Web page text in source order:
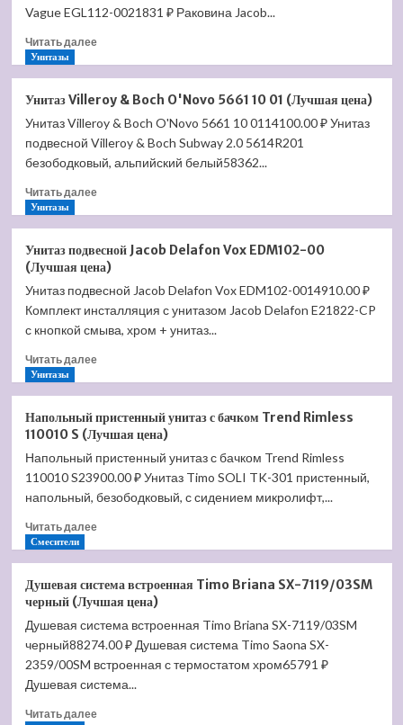
(Лучшая
Vague EGL112-0021831 ₽ Раковина Jacob...
Читать далееПрочитать
Jacob
Delafon
Nouvelle
Vague
EGL112-
белый
(Лучшая
цена)
Унитазы
Унитаз Villeroy & Boch O'Novo 5661 10 01 (Лучшая цена)
Унитаз Villeroy & Boch O'Novo 5661 10 0114100.00 ₽ Унитаз
подвесной Villeroy & Boch Subway 2.0 5614R201
безободковый, альпийский белый58362...
Читать далееПрочитать
Villeroy
&
Boch
O'Novo
5661
01
цена)
Унитазы
Унитаз подвесной Jacob Delafon Vox EDM102-00
(Лучшая цена)
Унитаз подвесной Jacob Delafon Vox EDM102-0014910.00 ₽
Комплект инсталляция с унитазом Jacob Delafon E21822-CP
с кнопкой смыва, хром + унитаз...
Читать далееПрочитать
подвесной
Jacob
Delafon
Vox
EDM102-
(Лучшая
Унитазы
Напольный пристенный унитаз с бачком Trend Rimless
110010 S (Лучшая цена)
Напольный пристенный унитаз с бачком Trend Rimless
110010 S23900.00 ₽ Унитаз Timo SOLI TK-301 пристенный,
напольный, безободковый, с сидением микролифт,...
Читать далееПрочитать
пристенный
унитаз
с
бачком
Trend
S
Смесители
Душевая система встроенная Timo Briana SX-7119/03SM
черный (Лучшая цена)
Душевая система встроенная Timo Briana SX-7119/03SM
черный88274.00 ₽ Душевая система Timo Saona SX-
2359/00SM встроенная с термостатом хром65791 ₽
Душевая система...
Читать далееПрочитать